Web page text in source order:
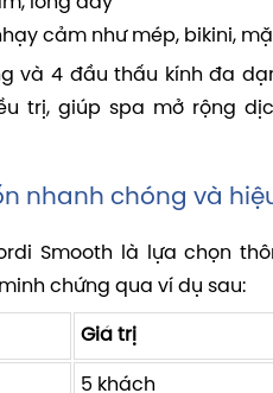
cảm như mép, bikini,
và 4 đầu thấu kính đa
trị, giúp spa mở rộng
nhanh chóng và
Smooth là lựa chọn
chứng qua ví dụ sau:
Giá trị
5 khách